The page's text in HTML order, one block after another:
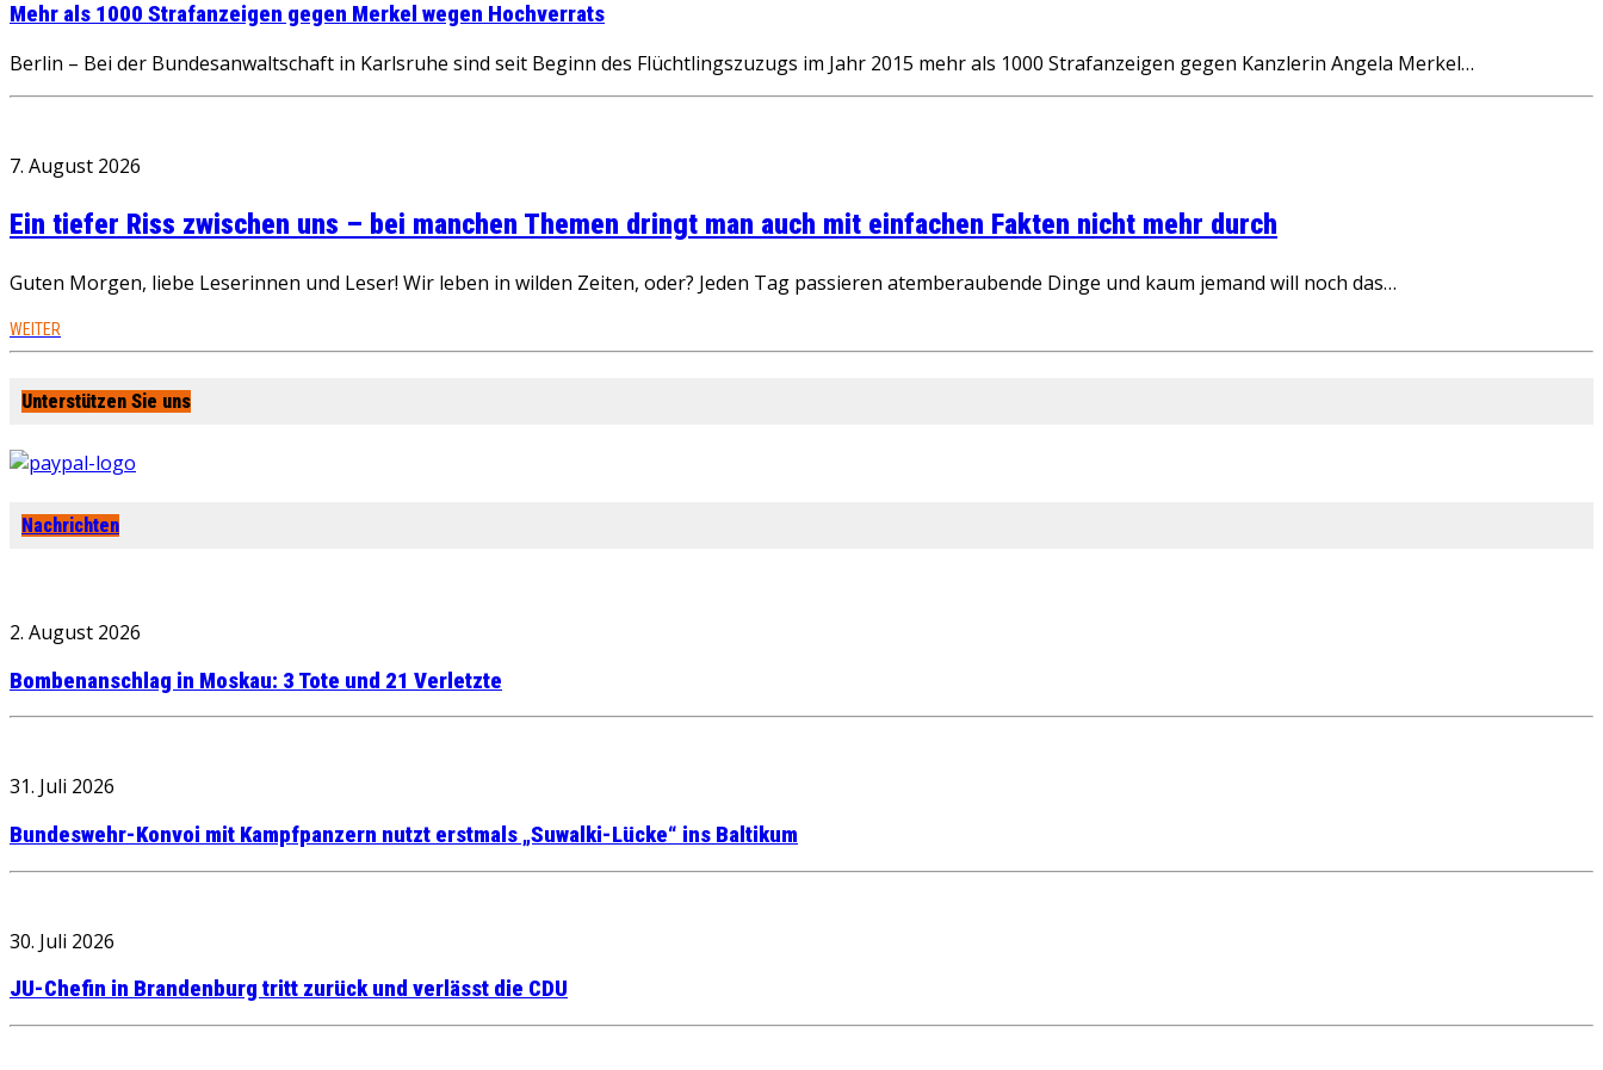
Mehr als 1000 Strafanzeigen gegen Merkel wegen Hochverrats
Berlin – Bei der Bundesanwaltschaft in Karlsruhe sind seit Beginn des Flüchtlingszuzugs im Jahr 2015 mehr als 1000 Strafanzeigen gegen Kanzlerin Angela Merkel…
7. August 2026
Ein tiefer Riss zwischen uns – bei manchen Themen dringt man auch mit einfachen Fakten nicht mehr durch
Guten Morgen, liebe Leserinnen und Leser! Wir leben in wilden Zeiten, oder? Jeden Tag passieren atemberaubende Dinge und kaum jemand will noch das…
WEITER
Unterstützen Sie uns
Nachrichten
2. August 2026
Bombenanschlag in Moskau: 3 Tote und 21 Verletzte
31. Juli 2026
Bundeswehr-Konvoi mit Kampfpanzern nutzt erstmals „Suwalki-Lücke“ ins Baltikum
30. Juli 2026
JU-Chefin in Brandenburg tritt zurück und verlässt die CDU